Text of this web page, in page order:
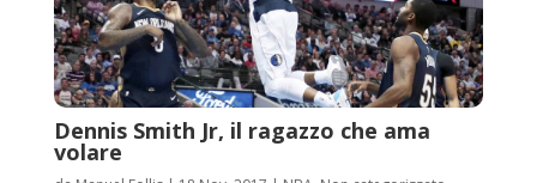
Dennis Smith Jr, il ragazzo che ama
volare